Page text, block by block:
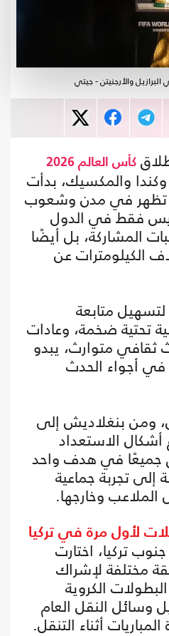
والأرجنيتن - جيتي
كأس العالم 2026
والمكسيك، بدأت
تظهر في مدن وشعوب
ليس فقط في الدول
المشاركة، بل أيضًا
الكيلومترات عن
متابعة
تحتية ضخمة، وعادات
ثقافي متوارث، يبدو
في أجواء الحدث
ومن بنغلاديش إلى
أشكال الاستعداد
جميعًا في هدف واحد
إلى تجربة جماعية
الملاعب وخارجها.
لأول مرة في تركيا
تركيا، اختارت
مختلفة لإشراك
الكروية
وسائل النقل العام
أثناء التنقل.